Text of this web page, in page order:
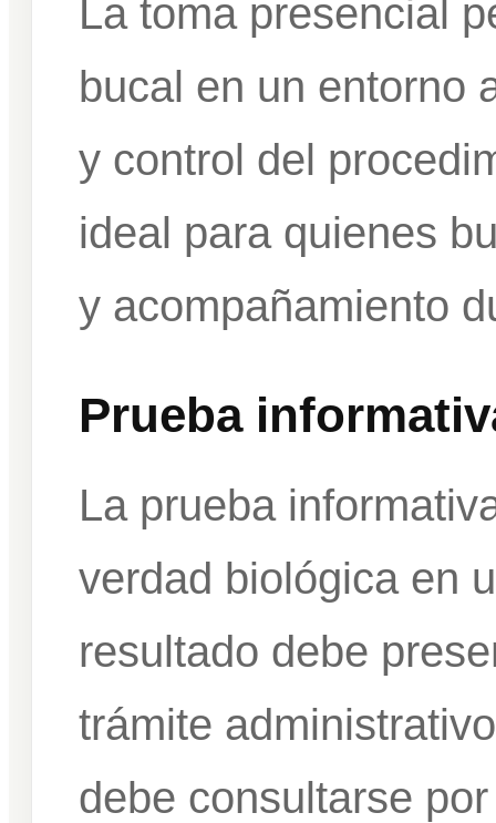
La toma presencial
bucal en un entorno
y control del
ideal para quienes
y acompañamiento
Prueba
La prueba
verdad biológica en
resultado debe
trámite
debe consultarse